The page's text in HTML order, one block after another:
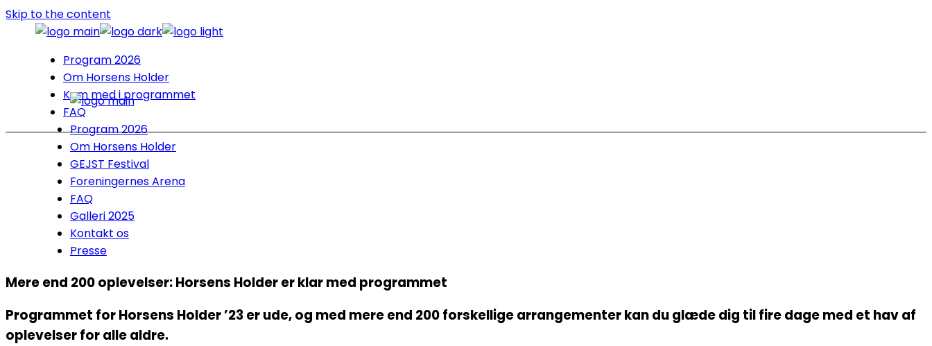
Skip to the content
Program 2026
Om Horsens Holder
Kom med i programmet
FAQ
Program 2026
Om Horsens Holder
GEJST Festival
Foreningernes Arena
FAQ
Galleri 2025
Kontakt os
Presse
Mere end 200 oplevelser: Horsens Holder er klar med programmet
Programmet for Horsens Holder ’23 er ude, og med mere end 200 forskellige arrangementer kan du glæde dig til fire dage med et hav af
oplevelser for alle aldre.